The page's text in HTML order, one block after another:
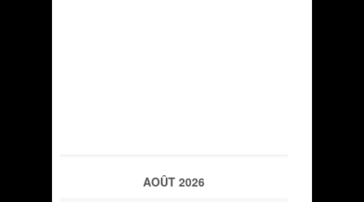
AOÛT 2026